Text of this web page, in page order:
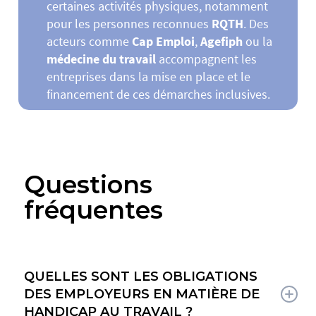
certaines activités physiques, notamment
pour les personnes reconnues RQTH. Des
acteurs comme Cap Emploi,Agefiph ou la
médecine du travail accompagnent les
entreprises dans la mise en place et le
financement de ces démarches inclusives.
Questions
fréquentes
QUELLES SONT LES OBLIGATIONS
DES EMPLOYEURS EN MATIÈRE DE
HANDICAP AU TRAVAIL ?